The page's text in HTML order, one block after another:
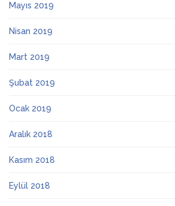
Mayıs 2019
Nisan 2019
Mart 2019
Şubat 2019
Ocak 2019
Aralık 2018
Kasım 2018
Eylül 2018